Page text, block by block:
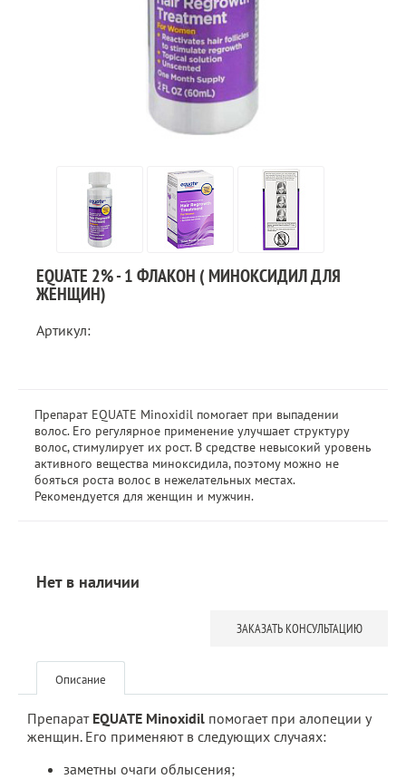
EQUATE 2% - 1 ФЛАКОН ( МИНОКСИДИЛ ДЛЯ
ЖЕНЩИН)
Артикул:
Препарат EQUATE Minoxidil помогает при выпадении
волос. Его регулярное применение улучшает структуру
волос, стимулирует их рост. В средстве невысокий уровень
активного вещества миноксидила, поэтому можно не
бояться роста волос в нежелательных местах.
Рекомендуется для женщин и мужчин.
Нет в наличии
ЗАКАЗАТЬ КОНСУЛЬТАЦИЮ
Описание
Препарат EQUATE Minoxidil помогает при алопеции у
женщин. Его применяют в следующих случаях:
заметны очаги облысения;